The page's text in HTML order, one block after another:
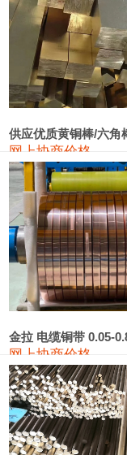
441#硅
3303#硅
2202#硅
金属硅3303#-2202#
漆包线
磷铜合金
无氧铜丝(硬)
R410A专用紫铜管
铸造铝合金锭(A380）
铝合金ADC12
铸造铝合金锭(ZL102)
网上协商价格
金拉 电缆铜带 0.05-
网上协商价格